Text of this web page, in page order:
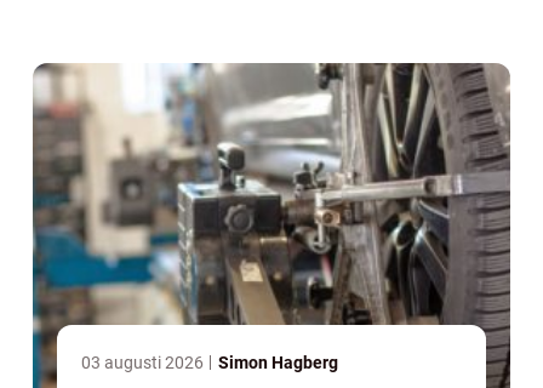
03 augusti 2026 Simon Hagberg